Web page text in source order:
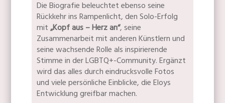
Die Biografie beleuchtet ebenso seine
Rückkehr ins Rampenlicht, den Solo-Erfolg
mit„Kopf aus – Herz an“, seine
Zusammenarbeit mit anderen Künstlern und
seine wachsende Rolle als inspirierende
Stimme in der LGBTQ+-Community. Ergänzt
wird das alles durch eindrucksvolle Fotos
und viele persönliche Einblicke, die Eloys
Entwicklung greifbar machen.